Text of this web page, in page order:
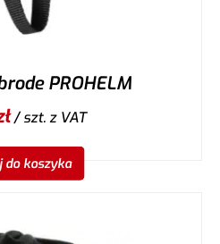
PROHELM
/ szt.z VAT
do koszyka